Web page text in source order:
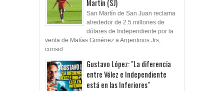
Martín (SJ)
San Martín de San Juan reclama
alrededor de 2.5 millones de
dólares de Independiente por la
venta de Matías Giménez a Argentinos Jrs,
consid...
Gustavo López: "La diferencia
entre Vélez e Independiente
está en las Inferiores"